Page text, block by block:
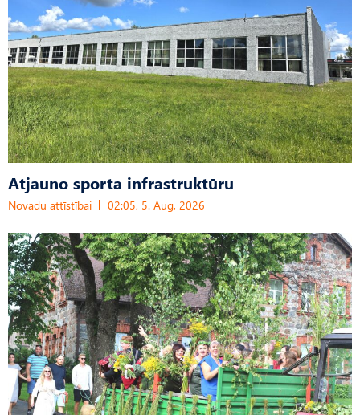
Atjauno sporta infrastruktūru
Novadu attīstībai 02:05, 5. Aug, 2026